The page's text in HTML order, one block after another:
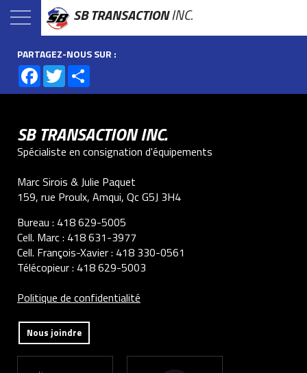
SB TRANSACTIONINC.
PARTAGEZ-NOUS SUR :
Facebook
Twitter
SB TRANSACTION INC.
Spécialiste en consignation d'équipements
Marc Sirois & Julie Paquet
159, rue Proulx, Amqui, Qc G5J 3H4
Bureau : 418 629-5005
Cell. Marc : 418 631-3977
Cell. François-Xavier : 418 330-0561
Télécopieur : 418 629-5003
Politique de confidentialité
Nous joindre